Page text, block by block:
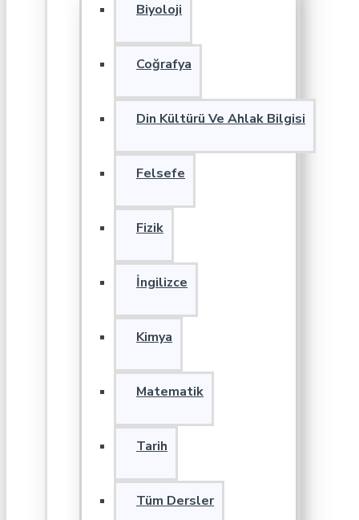
Biyoloji
Coğrafya
Din Kültürü Ve Ahlak Bilgisi
Felsefe
Fizik
İngilizce
Kimya
Matematik
Tarih
Tüm Dersler